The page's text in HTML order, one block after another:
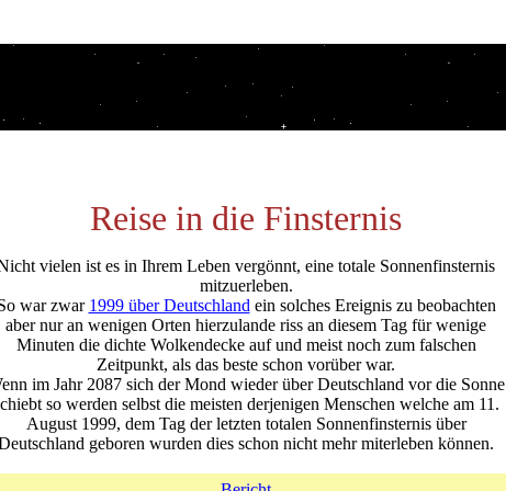
Reise in die Finsternis
vielen ist es in Ihrem Leben vergönnt, eine totale Sonnenfinsternis
mitzuerleben.
war zwar 1999 über Deutschland ein solches Ereignis zu beobachten
aber nur an wenigen Orten hierzulande riss an diesem Tag für wenige
Minuten die dichte Wolkendecke auf und meist noch zum falschen
Zeitpunkt, als das beste schon vorüber war.
im Jahr 2087 sich der Mond wieder über Deutschland vor die Sonne
so werden selbst die meisten derjenigen Menschen welche am 11.
August 1999, dem Tag der letzten totalen Sonnenfinsternis über
geboren wurden dies schon nicht mehr miterleben können.